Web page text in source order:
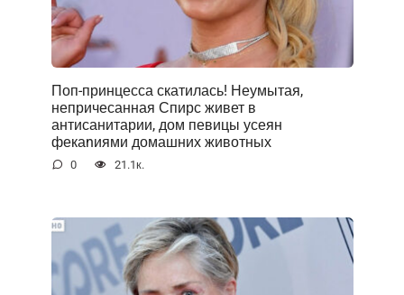
Поп-принцесса скатилась! Неумытая,
непричесанная Спирс живет в
антисанитарии, дом певицы усеян
фекаnиями домашних животных
0 21.1к.